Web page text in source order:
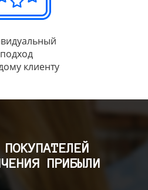
подход
клиенту
ПРИБЫЛИ